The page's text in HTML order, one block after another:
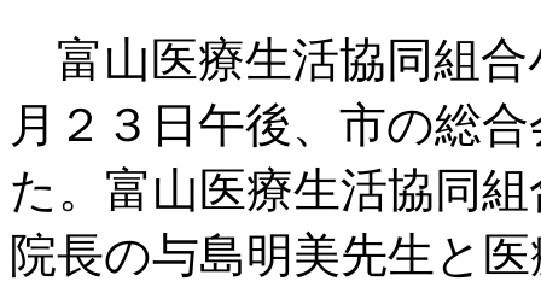
富山医療生活協同組合
月２３日午後、市の総
た。富山医療生活協同
院長の与島明美先生と